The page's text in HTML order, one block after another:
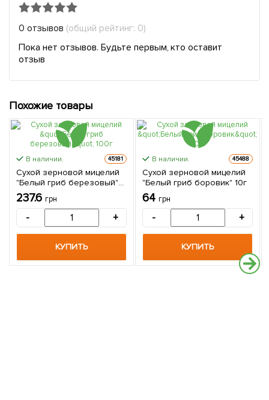
0 отзывов (общий рейтинг: 0)
Пока нет отзывов. Будьте первым, кто оставит
отзыв
Похожие товары
В наличии. 45181
Сухой зерновой мицелий
"Белый гриб березовый"
100г
237.6 грн
- +
КУПИТЬ
В наличии. 45488
Сухой зерновой мицелий
"Белый гриб боровик" 10г
64 грн
- +
КУПИТЬ